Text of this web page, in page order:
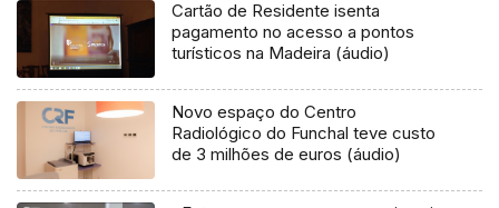
Cartão de Residente isenta
pagamento no acesso a pontos
turísticos na Madeira (áudio)
Novo espaço do Centro
Radiológico do Funchal teve custo
de 3 milhões de euros (áudio)